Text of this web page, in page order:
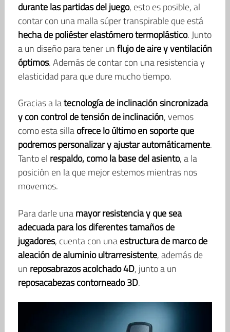
durante las partidas del juego, esto es posible, al
contar con una malla súper transpirable que está
hecha de poliéster elastómero termoplástico. Junto
a un diseño para tener unflujo de aire y ventilación
óptimos. Además de contar con una resistencia y
elasticidad para que dure mucho tiempo.
Gracias a latecnología de inclinación sincronizada
y con control de tensión de inclinación, vemos
como esta sillaofrece lo último en soporte que
podremos personalizar y ajustar automáticamente.
Tanto el respaldo, como la base del asiento, a la
posición en la que mejor estemos mientras nos
movemos.
Para darle unamayor resistencia y que sea
adecuada para los diferentes tamaños de
jugadores, cuenta con unaestructura de marco de
aleación de aluminio ultrarresistente, además de
un reposabrazos acolchado 4D, junto a un
reposacabezas contorneado 3D.